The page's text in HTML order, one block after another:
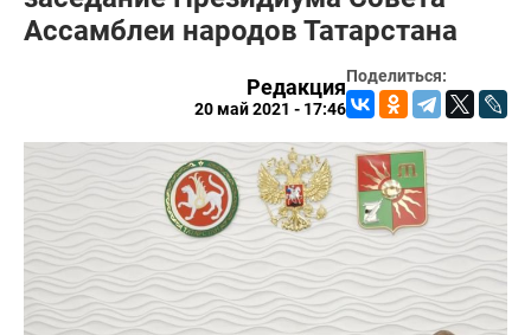
Ассамблеи народов Татарстана
Поделиться:
Редакция
20 май 2021 - 17:46